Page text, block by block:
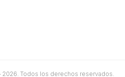
2026. Todos los derechos reservados.